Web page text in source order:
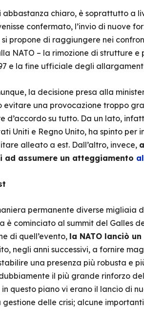
chiaro, è soprattutto a
confermato, l’invio di nuove
propone di raggiungere nei
NATO – la rimozione di strutture
e la fine ufficiale degli
la decisione presa alla
una provocazione troppo
d’accordo su tutto. Da un lato,
Uniti e Regno Unito, ha spinto per
alleato a est. Dall’altro, invece,
ad assumere un atteggiamento
permanente diverse migliaia
cominciato al summit del Galles
di quell’evento, la NATO lanciò un
negli anni successivi, a fornire
una presenza più robusta e
il più grande rinforzo
questo piano vi erano il lancio di
delle crisi; alcune